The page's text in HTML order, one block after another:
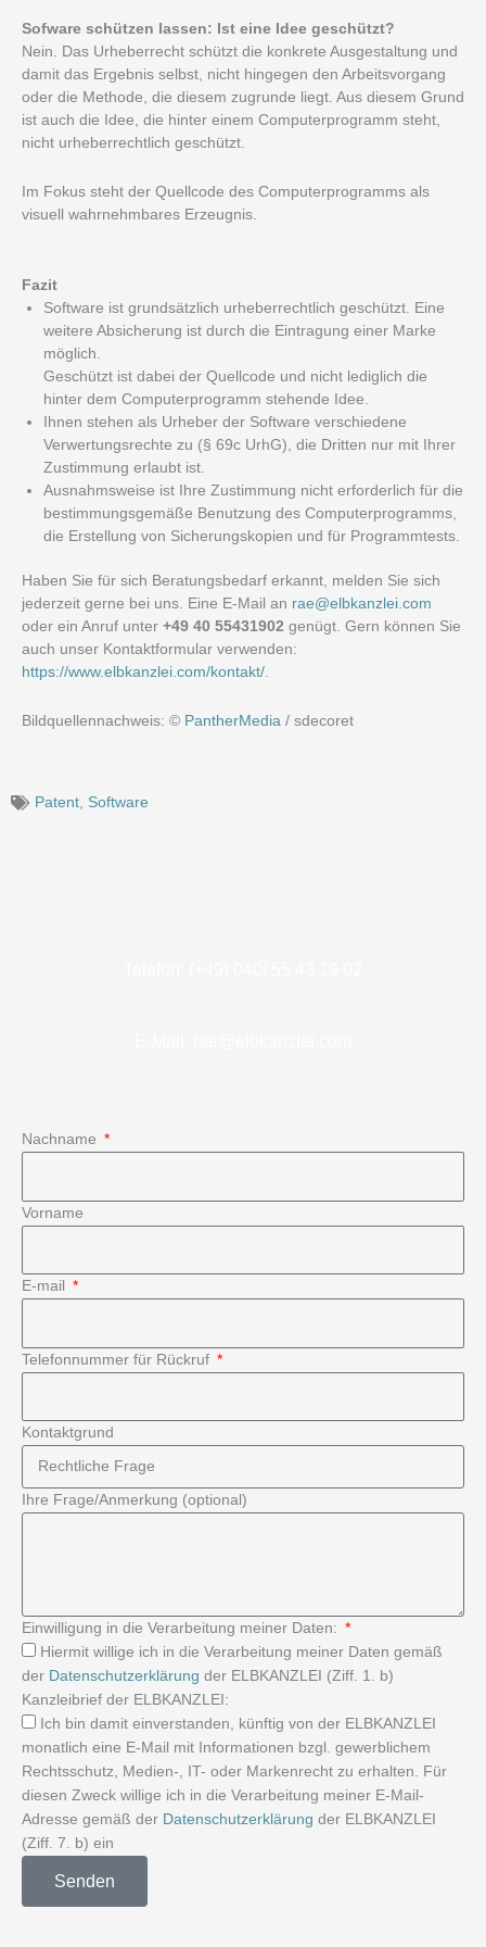
Sofware schützen lassen: Ist eine Idee geschützt?
Nein. Das Urheberrecht schützt die konkrete Ausgestaltung und
damit das Ergebnis selbst, nicht hingegen den Arbeitsvorgang
oder die Methode, die diesem zugrunde liegt. Aus diesem Grund
ist auch die Idee, die hinter einem Computerprogramm steht,
nicht urheberrechtlich geschützt.
Im Fokus steht der Quellcode des Computerprogramms als
visuell wahrnehmbares Erzeugnis.
Fazit
Software ist grundsätzlich urheberrechtlich geschützt. Eine
weitere Absicherung ist durch die Eintragung einer Marke
möglich.
Geschützt ist dabei der Quellcode und nicht lediglich die
hinter dem Computerprogramm stehende Idee.
Ihnen stehen als Urheber der Software verschiedene
Verwertungsrechte zu (§ 69c UrhG), die Dritten nur mit Ihrer
Zustimmung erlaubt ist.
Ausnahmsweise ist Ihre Zustimmung nicht erforderlich für die
bestimmungsgemäße Benutzung des Computerprogramms,
die Erstellung von Sicherungskopien und für Programmtests.
Haben Sie für sich Beratungsbedarf erkannt, melden Sie sich
jederzeit gerne bei uns. Eine E-Mail an rae@elbkanzlei.com
oder ein Anruf unter +49 40 55431902 genügt. Gern können Sie
auch unser Kontaktformular verwenden:
https://www.elbkanzlei.com/kontakt/.
Bildquellennachweis: © PantherMedia / sdecoret
Patent, Software
Nachname
Vorname
E-mail
Telefonnummer für Rückruf
Kontaktgrund
Ihre Frage/Anmerkung (optional)
Einwilligung in die Verarbeitung meiner Daten:
Hiermit willige ich in die Verarbeitung meiner Daten gemäß
der Datenschutzerklärung der ELBKANZLEI (Ziff. 1. b)
Kanzleibrief der ELBKANZLEI:
Ich bin damit einverstanden, künftig von der ELBKANZLEI
monatlich eine E-Mail mit Informationen bzgl. gewerblichem
Rechtsschutz, Medien-, IT- oder Markenrecht zu erhalten. Für
diesen Zweck willige ich in die Verarbeitung meiner E-Mail-
Adresse gemäß der Datenschutzerklärung der ELBKANZLEI
(Ziff. 7. b) ein
Senden